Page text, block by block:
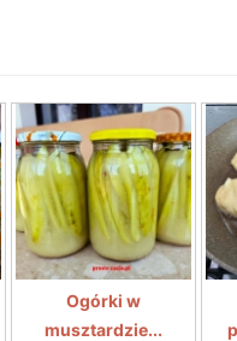
Ogórki w
musztardzie...